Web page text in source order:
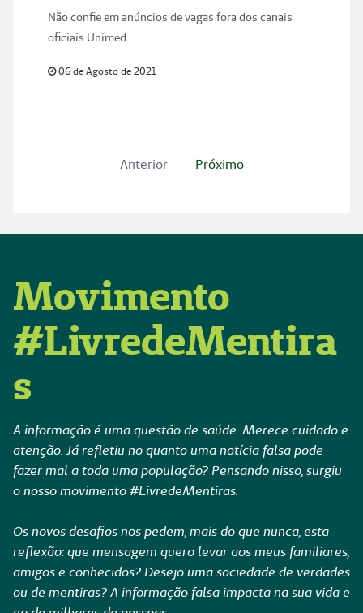
Não confie em anúncios de vagas fora dos canais
oficiais Unimed
06 de Agosto de 2021
Anterior Próximo
Movimento
#LivredeMentira
s
A informação é uma questão de saúde. Merece cuidado e
atenção. Já refletiu no quanto uma notícia falsa pode
fazer mal a toda uma população? Pensando nisso, surgiu
o nosso movimento #LivredeMentiras.
Os novos desafios nos pedem, mais do que nunca, esta
reflexão: que mensagem quero levar aos meus familiares,
amigos e conhecidos? Desejo uma sociedade de verdades
ou de mentiras? A informação falsa impacta na sua vida e